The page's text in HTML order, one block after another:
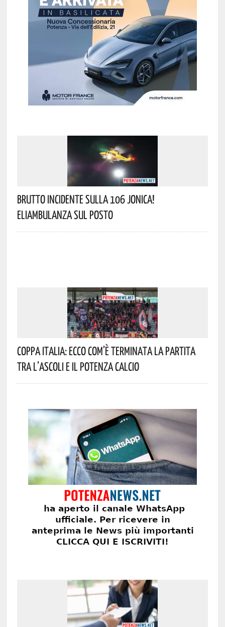
Brutto Incidente Sulla 106 Jonica!
Eliambulanza Sul Posto
Coppa Italia: Ecco Com’è Terminata La Partita
Tra L’Ascoli E Il Potenza Calcio